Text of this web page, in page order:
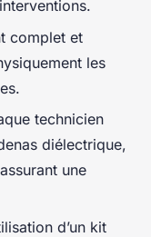
complet et
les
technicien
diélectrique,
une
d’un kit